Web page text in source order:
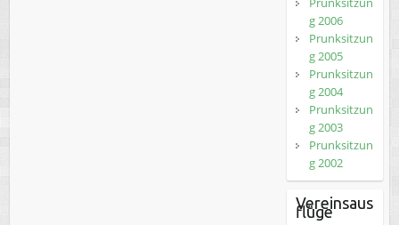
g 2006
Prunksitzun
g 2005
Prunksitzun
g 2004
Prunksitzun
g 2003
Prunksitzun
g 2002
Vereinsaus
flüge